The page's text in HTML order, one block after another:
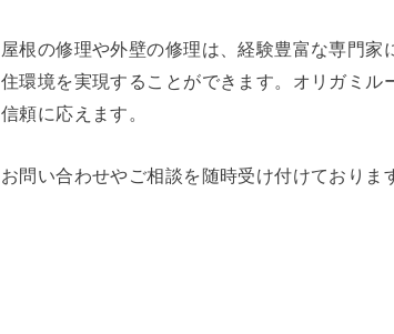
屋根の修理や外壁の修理は、経験豊富な専門
住環境を実現することができます。オリガミ
信頼に応えます。
お問い合わせやご相談を随時受け付けておりま